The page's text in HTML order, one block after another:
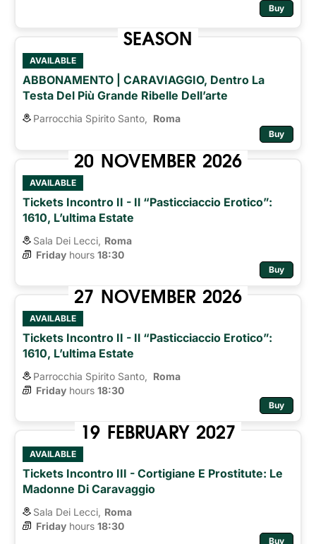
Buy
SEASON
AVAILABLE
ABBONAMENTO | CARAVIAGGIO, Dentro La
Testa Del Più Grande Ribelle Dell’arte
Parrocchia Spirito Santo, Roma
Buy
20 NOVEMBER 2026
AVAILABLE
Tickets Incontro II - Il “pasticciaccio Erotico”:
1610, L’ultima Estate
Sala Dei Lecci, Roma
Friday hours 18:30
Buy
27 NOVEMBER 2026
AVAILABLE
Tickets Incontro II - Il “pasticciaccio Erotico”:
1610, L’ultima Estate
Parrocchia Spirito Santo,
Roma
Friday hours 18:30
Buy
19 FEBRUARY 2027
AVAILABLE
Tickets Incontro III - Cortigiane E Prostitute: Le
Madonne Di Caravaggio
Sala Dei Lecci, Roma
Friday hours 18:30
Buy